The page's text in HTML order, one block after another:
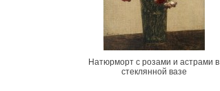
Натюрморт с розами и астрами в
стеклянной вазе